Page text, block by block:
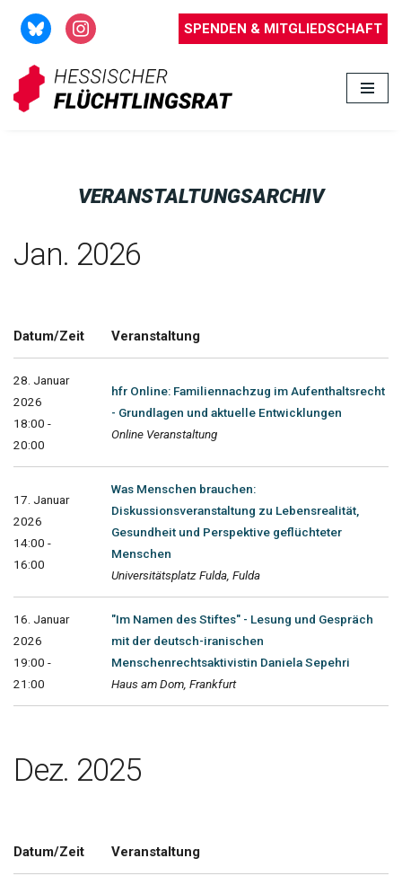
Zum
Inhalt
springen
SPENDEN & MITGLIEDSCHAFT
VERANSTALTUNGSARCHIV
Jan. 2026
Datum/Zeit Veranstaltung
28. Januar
2026
18:00 -
20:00
hfr Online: Familiennachzug im Aufenthaltsrecht
- Grundlagen und aktuelle Entwicklungen
Online Veranstaltung
17. Januar
2026
14:00 -
16:00
Was Menschen brauchen:
Diskussionsveranstaltung zu Lebensrealität,
Gesundheit und Perspektive geflüchteter
Menschen
Universitätsplatz Fulda, Fulda
16. Januar
2026
19:00 -
21:00
"Im Namen des Stiftes" - Lesung und Gespräch
mit der deutsch-iranischen
Menschenrechtsaktivistin Daniela Sepehri
Haus am Dom, Frankfurt
Dez. 2025
Datum/Zeit Veranstaltung